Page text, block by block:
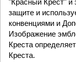
"Красный Крест" и
защите и
конвенциями и
Изображение
Креста
Креста.